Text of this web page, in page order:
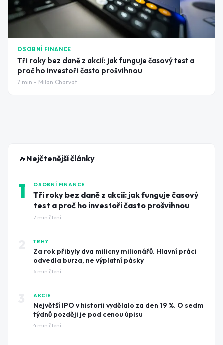
OSOBNÍ FINANCE
Tři roky bez daně z akcií: jak funguje časový test a
proč ho investoři často prošvihnou
7 min - Milan Charvat
🔥 Nejčtenější články
1 OSOBNÍ FINANCE
Tři roky bez daně z akcií: jak funguje časový
test a proč ho investoři často prošvihnou
7 min čtení
TRHY
Za rok přibyly dva miliony milionářů. Hlavní práci
odvedla burza, ne výplatní pásky
6 min čtení
AKCIE
Největší IPO v historii vydělalo za den 19 %. O sedm
týdnů později je pod cenou úpisu
4 min čtení